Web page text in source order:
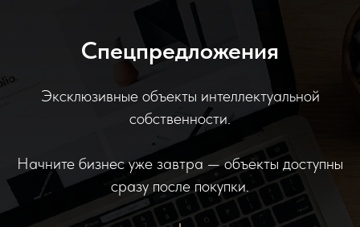
Спецпредложения
Эксклюзивные объекты интеллектуальной
собственности.
Начните бизнес уже завтра — объекты доступны
сразу после покупки.